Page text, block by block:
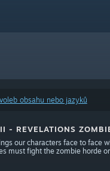
obsahu nebo jazyků
- REVELATIONS
our characters face to face
must fight the zombie horde